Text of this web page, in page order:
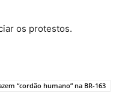
os protestos.
“cordão humano” na BR-163